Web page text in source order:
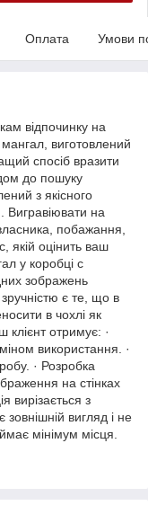
Оплата Умови
відпочинку на
мангал, виготовлений
спосіб вразити
до пошуку
з якісного
Вигравіювати на
побажання,
якій оцінить ваш
у коробці с
зображень
є те, що в
в чохлі як
отримує: ·
використання. ·
· Розробка
на стінках
вирізається з
зовнішній вигляд і не
мінімум місця.